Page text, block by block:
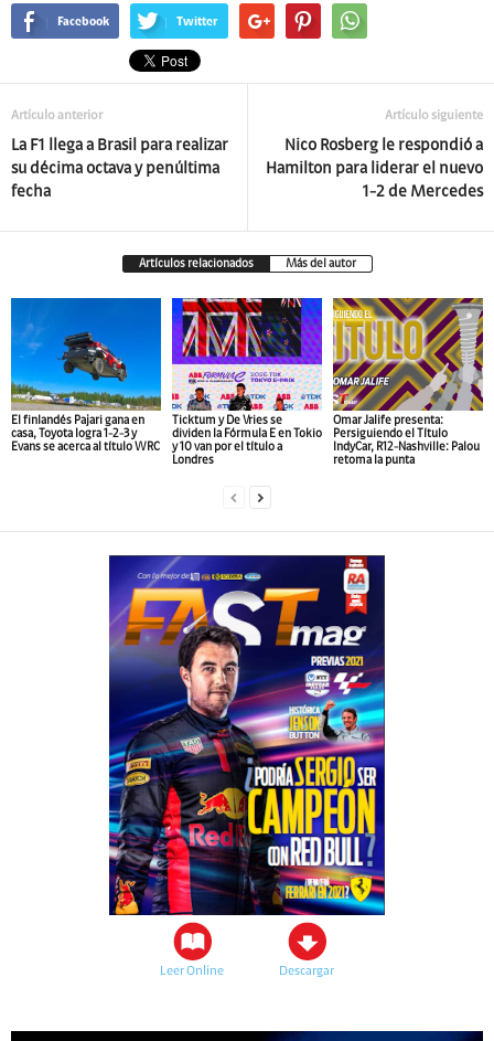
Facebook Twitter
Artículo anterior
La F1 llega a Brasil para realizar
su décima octava y penúltima
fecha
Artículo siguiente
Nico Rosberg le respondió a
Hamilton para liderar el nuevo
1-2 de Mercedes
Artículos relacionados Más del autor
El finlandés Pajari gana en
casa, Toyota logra 1-2-3 y
Evans se acerca al título WRC
Ticktum y De Vries se
dividen la Fórmula E en Tokio
y 10 van por el título a
Londres
Omar Jalife presenta:
Persiguiendo el Título
IndyCar, R12-Nashville: Palou
retoma la punta
Leer Online Descargar